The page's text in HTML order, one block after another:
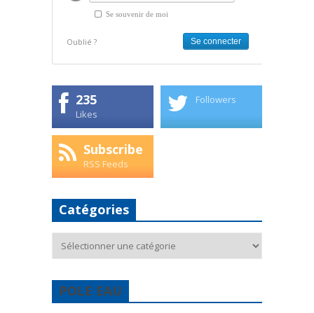
Se souvenir de moi
Oublié ?
235
Likes
Followers
Subscribe
RSS Feeds
Catégories
POLE EAU